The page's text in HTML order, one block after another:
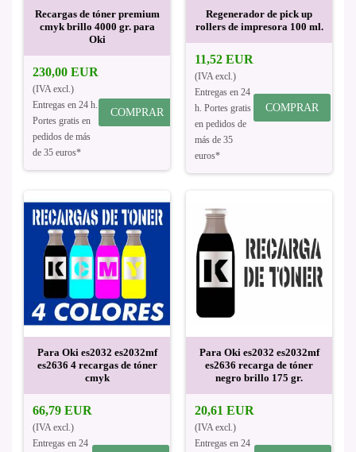
Recargas de tóner premium
cmyk brillo 4000 gr. para
Oki
230,00 EUR
(IVA excl.)
Entregas en 24 h.
Portes gratis en
pedidos de más
de 35 euros*
COMPRAR
Regenerador de pick up
rollers de impresora 100 ml.
11,52 EUR
(IVA excl.)
Entregas en 24
h. Portes gratis
en pedidos de
más de 35
euros*
COMPRAR
Para Oki es2032 es2032mf
es2636 4 recargas de tóner
cmyk
66,79 EUR
(IVA excl.)
Entregas en 24
Para Oki es2032 es2032mf
es2636 recarga de tóner
negro brillo 175 gr.
20,61 EUR
(IVA excl.)
Entregas en 24